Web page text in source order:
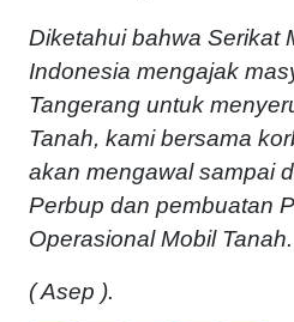
Diketahui bahwa Serikat
Indonesia mengajak
Tangerang untuk
Tanah, kami bersama
akan mengawal sampai
Perbup dan pembuatan
Operasional Mobil Tanah.
( Asep ).